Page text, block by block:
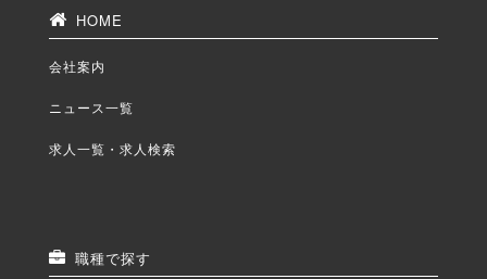
HOME
会社案内
ニュース一覧
求人一覧・求人検索
職種で探す